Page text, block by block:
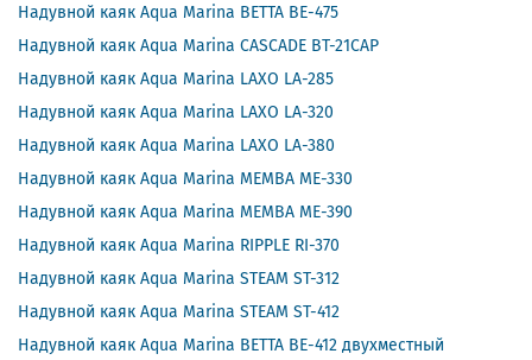
Надувной каяк Aqua Marina BETTA BE-475
Надувной каяк Aqua Marina CASCADE BT-21CAP
Надувной каяк Aqua Marina LAXO LA-285
Надувной каяк Aqua Marina LAXO LA-320
Надувной каяк Aqua Marina LAXO LA-380
Надувной каяк Aqua Marina MEMBA ME-330
Надувной каяк Aqua Marina MEMBA ME-390
Надувной каяк Aqua Marina RIPPLE RI-370
Надувной каяк Aqua Marina STEAM ST-312
Надувной каяк Aqua Marina STEAM ST-412
Надувной каяк Aqua Marina BETTA BE-412 двухместный